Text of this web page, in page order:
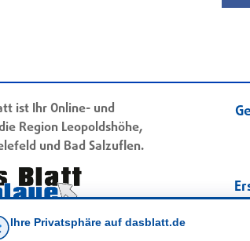
ist Ihr Online- und
Region Leopoldshöhe,
und Bad Salzuflen.
Ihre Privatsphäre auf dasblatt.de